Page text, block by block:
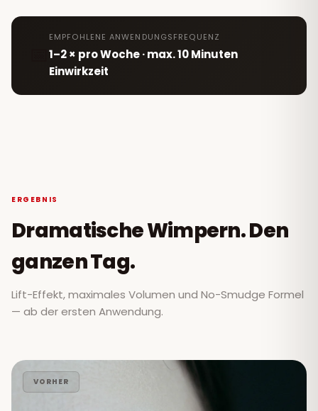
EMPFOHLENE ANWENDUNGSFREQUENZ
1–2 × pro Woche · max. 10 Minuten
Einwirkzeit
ERGEBNIS
Dramatische Wimpern. Den
ganzen Tag.
Lift-Effekt, maximales Volumen und No-Smudge Formel
— ab der ersten Anwendung.
VORHER